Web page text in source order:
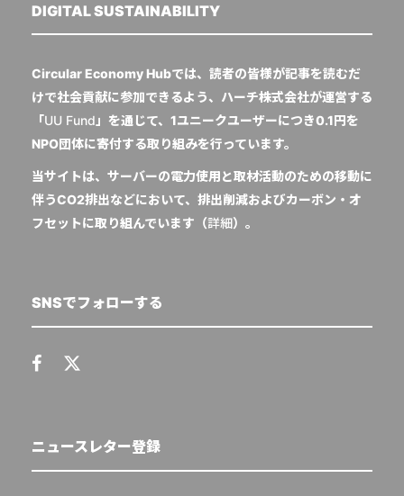
DIGITAL SUSTAINABILITY
Circular Economy Hubでは、読者の皆様が記事を読むだ
けで社会貢献に参加できるよう、ハーチ株式会社が運営する
「UU Fund 」を通じて、1ユニークユーザーにつき0.1円を
NPO団体に寄付する取り組みを行っています。
当サイトは、サーバーの電力使用と取材活動のための移動に
伴うCO2排出などにおいて、排出削減およびカーボン・オ
フセットに取り組んでいます（詳細）。
SNSでフォローする
ニュースレター登録